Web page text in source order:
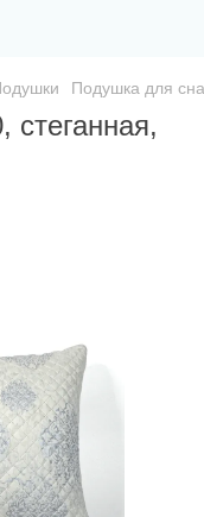
Подушка для сна
стеганная,